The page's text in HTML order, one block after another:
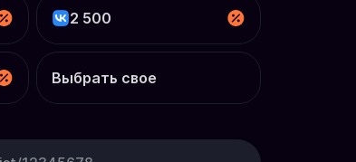
2 500
Выбрать свое